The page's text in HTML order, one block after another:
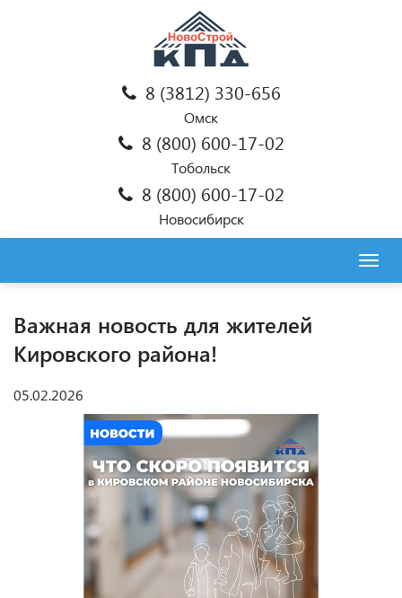
8 (3812) 330-656
Омск
8 (800) 600-17-02
Тобольск
8 (800) 600-17-02
Новосибирск
Важная новость для жителей
Кировского района!
05.02.2026